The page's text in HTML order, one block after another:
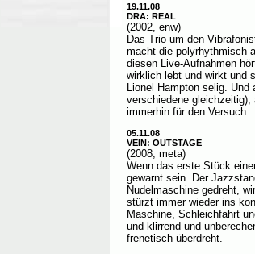
19.11.08
DRA: REAL
(2002, enw)
Das Trio um den
macht die polyrhythmisch
diesen Live-Aufnahmen
wirklich lebt und wirkt und
Lionel Hampton selig.
verschiedene
immerhin für den Versuch.
05.11.08
VEIN: OUTSTAGE
(2008, meta)
Wenn das erste Stück
gewarnt sein. Der
Nudelmaschine gedreht,
stürzt immer wieder ins
Maschine, Schleichfahrt
und klirrend und
frenetisch überdreht.